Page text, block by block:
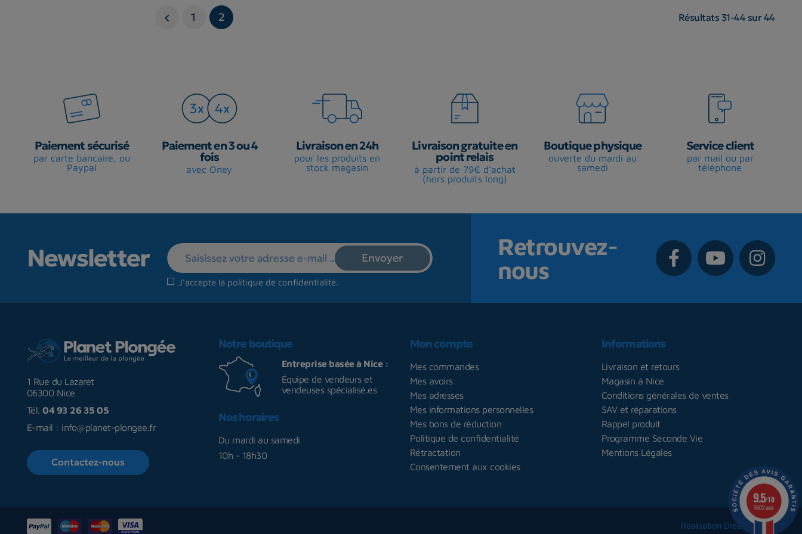
 1 2 Résultats 31-44 sur 44
Paiement sécurisé
par carte bancaire, ou
Paypal
Paiement en 3 ou 4
fois
avec Oney
Livraison en 24h
pour les produits en
stock magasin
Livraison gratuite en
point relais
à partir de 79€ d'achat
(hors produits long)
Boutique physique
ouverte du mardi au
samedi
Service client
par mail ou par
téléphone
Newsletter
J'accepte la politique de confidentialité.
Retrouvez-
nous
1 Rue du Lazaret
06300 Nice
Tél. 04 93 26 35 05
E-mail : info@planet-plongee.fr
Contactez-nous
Notre boutique
Entreprise basée à Nice :
Équipe de vendeurs et
vendeuses spécialisé.es
Nos horaires
Du mardi au samedi
10h - 18h30
Mon compte
Mes commandes
Mes avoirs
Mes adresses
Mes informations personnelles
Mes bons de réduction
Politique de confidentialité
Rétractation
Consentement aux cookies
Informations
Livraison et retours
Magasin à Nice
Conditions générales de ventes
SAV et réparations
Rappel produit
Programme Seconde Vie
Mentions Légales
Réalisation Dream me up
9.5/10
1602 avis